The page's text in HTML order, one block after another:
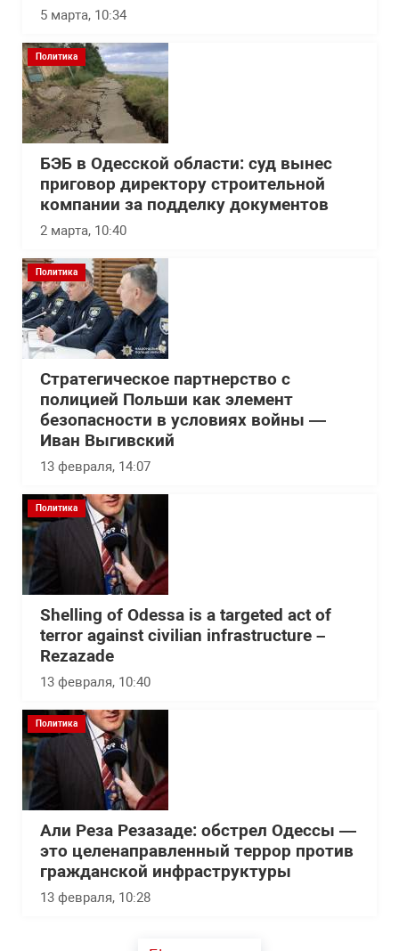
5 марта, 10:34
Политика
БЭБ в Одесской области: суд вынес
приговор директору строительной
компании за подделку документов
2 марта, 10:40
Политика
Стратегическое партнерство с
полицией Польши как элемент
безопасности в условиях войны —
Иван Выгивский
13 февраля, 14:07
Политика
Shelling of Odessa is a targeted act of
terror against civilian infrastructure –
Rezazade
13 февраля, 10:40
Политика
Али Реза Резазаде: обстрел Одессы —
это целенаправленный террор против
гражданской инфраструктуры
13 февраля, 10:28